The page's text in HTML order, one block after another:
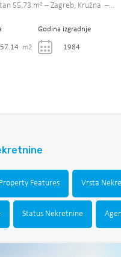
55,73 m² – Zagreb, Kružna –…
57.14 m2
Godina izgradnje
1984
Property Features Vrsta
Status Nekretnine